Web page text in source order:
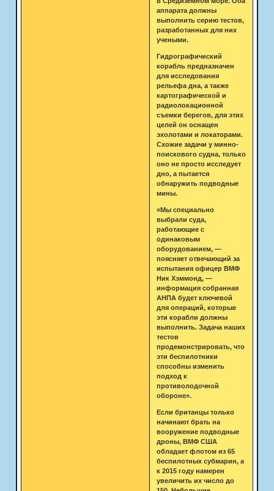
аппарата должны
выполнить серию тестов,
разработанных для них
учеными.
Гидрографический
корабль предназначен
для исследования
рельефа дна, а также
картографической и
радиолокационной
съемки берегов, для этих
целей он оснащен
эхолотами и локаторами.
Схожие задачи у минно-
поискового судна, только
оно не просто исследует
дно, а пытается
обнаружить подводные
мины.
«Мы специально
выбрали суда,
работающие с
одинаковым
оборудованием, —
поясняет отвечающий за
испытания офицер ВМФ
Ник Хэммонд, —
информация собранная
АНПА будет ключевой
для операций, которые
эти корабли должны
выполнить. Задача наших
тестов
продемонстрировать, что
эти беспилотники
способны изменить
подход к
противолодочной
обороне».
Если британцы только
начинают брать на
вооружение подводные
дроны, ВМФ США
обладает флотом из 65
беспилотных субмарин, а
к 2015 году намерен
увеличить их число до